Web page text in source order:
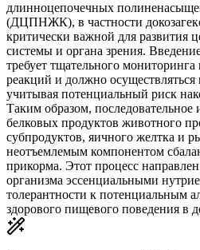
длинноцепочечных
(ДЦПНЖК), в частности
критически важной для развития
системы и органа зрения.
требует тщательного
реакций и должно
учитывая потенциальный риск
Таким образом, последовательное
белковых продуктов животного
субпродуктов, яичного желтка и
неотъемлемым компонентом
прикорма. Этот процесс
организма эссенциальными
толерантности к потенциальным
здорового пищевого поведения в